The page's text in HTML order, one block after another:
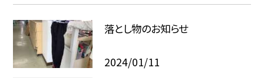
落とし物のお知らせ
2024/01/11